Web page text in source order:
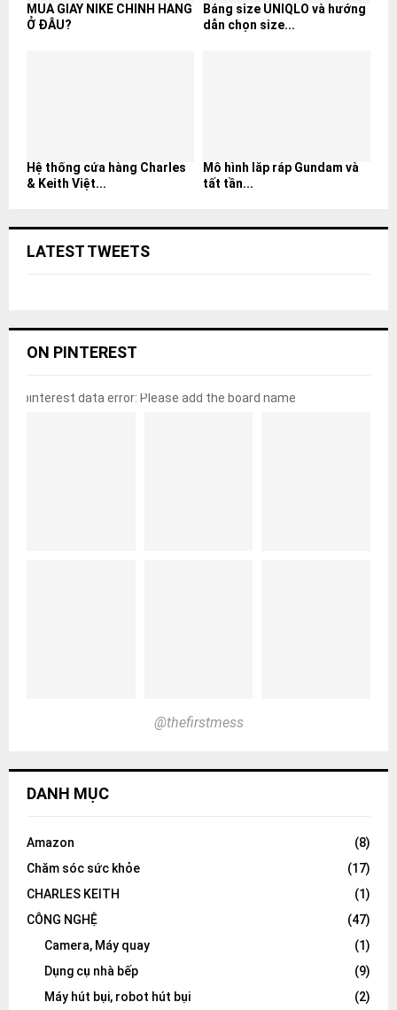
MUA GIÀY NIKE CHÍNH HÃNG
Ở ĐÂU?
Bảng size UNIQLO và hướng
dẫn chọn size...
Hệ thống cửa hàng Charles
& Keith Việt...
Mô hình lắp ráp Gundam và
tất tần...
LATEST TWEETS
ON PINTEREST
pinterest data error: Please add the board name
@thefirstmess
DANH MỤC
Amazon
(8)
Chăm sóc sức khỏe
(17)
CHARLES KEITH
(1)
CÔNG NGHỆ
(47)
Camera, Máy quay
(1)
Dụng cụ nhà bếp
(9)
Máy hút bụi, robot hút bụi
(2)